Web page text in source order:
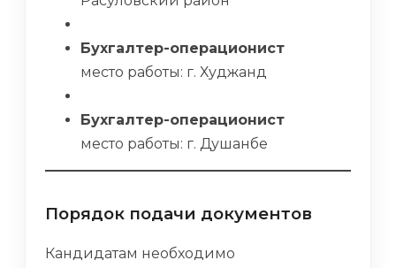
Бухгалтер-операционист
место работы: г. Худжанд
Бухгалтер-операционист
место работы: г. Душанбе
Порядок подачи документов
Кандидатам необходимо